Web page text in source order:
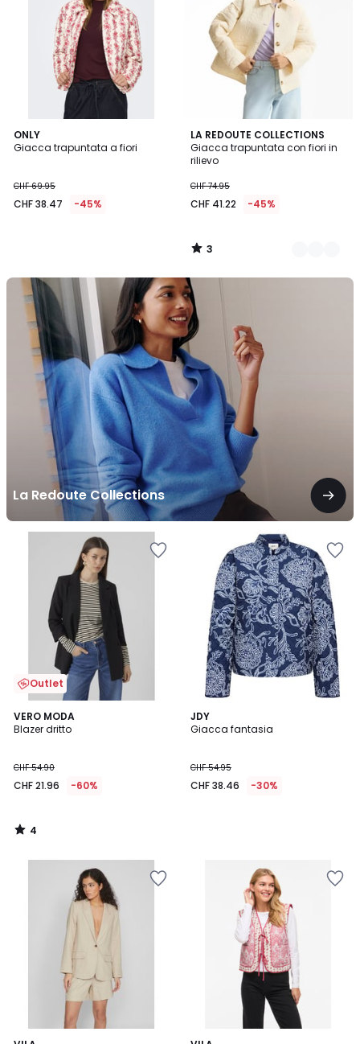
ONLY
Giacca trapuntata a fiori
CHF 69.95
CHF 38.47 -45%
LA REDOUTE COLLECTIONS
Giacca trapuntata con fiori in
rilievo
CHF 74.95
CHF 41.22 -45%
3
/
5
2
Colori
3
/
La Redoute Collections
La
Redoute
Collections
Outlet
VERO MODA
Blazer dritto
CHF 54.90
CHF 21.96 -60%
4
/
4
/
JDY
Giacca fantasia
CHF 54.95
CHF 38.46 -30%